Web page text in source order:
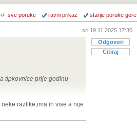
+/- sve poruke ravni prikaz starije poruke gore
sri 19.11.2025 17:30
Odgovori
Citiraj
tipkovnice prije godinu
razlike,ima ih vise a nije